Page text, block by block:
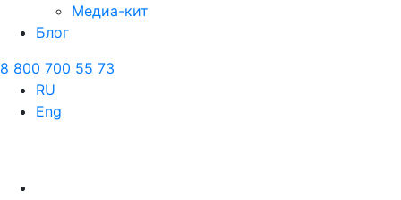
Медиа-кит
Блог
8 800 700 55 73
RU
Eng